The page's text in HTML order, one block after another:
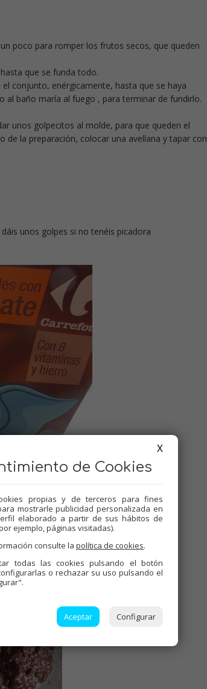
poco para romper los frutos secos, que queden
que se funda todo.
conjunto, enérgicamente, hasta que se haya
al baño maría al fuego , para terminar de fundirlo.
unos golpecitos al molde, para que queden el
de la preparación, colocar una avellana y tapar con
unos golpes si no tenéis picadora
pero podéis utilizar otros eh?
X
de Cookies
propias y de terceros para fines
mostrarle publicidad personalizada en
elaborado a partir de sus hábitos de
ejemplo, páginas visitadas).
consulte la política de cookies.
todas las cookies pulsando el botón
o rechazar su uso pulsando el
Aceptar Configurar